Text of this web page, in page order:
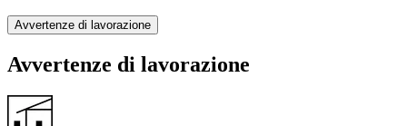
Avvertenze di lavorazione
Avvertenze di lavorazione